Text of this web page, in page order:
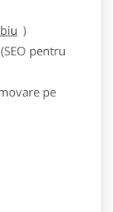
)
pentru
pe